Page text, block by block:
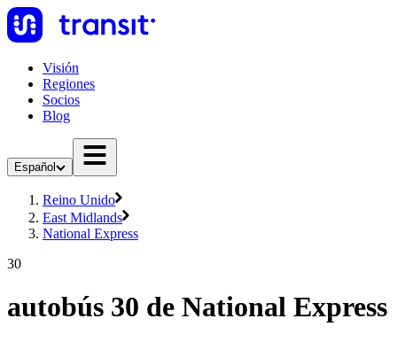
Visión
Regiones
Socios
Blog
Español
Reino Unido
East Midlands
National Express
30
autobús 30 de National Express